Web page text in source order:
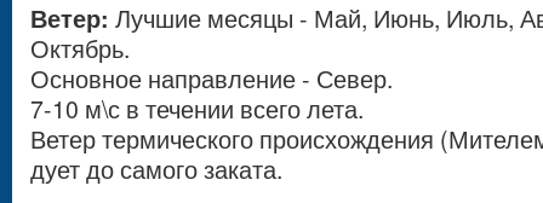
Ветер: Лучшие месяцы - Май, Июнь, Июль,
Октябрь.
Основное направление - Север.
7-10 м\с в течении всего лета.
Ветер термического происхождения
дует до самого заката.